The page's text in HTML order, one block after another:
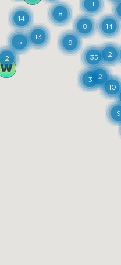
5 9
8
11
3
35
2
14
13
14
9
2
8
10
2